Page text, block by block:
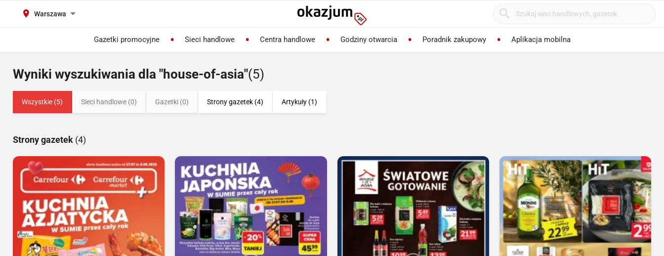
Warszawa
Gazetki promocyjne Sieci handlowe Centra handlowe Godziny otwarcia Poradnik zakupowy Aplikacja mobilna
Wyniki wyszukiwania dla "house-of-asia"(5)
Wszystkie (5) Sieci handlowe (0) Gazetki (0) Strony gazetek (4) Artykuły (1)
Strony gazetek (4)